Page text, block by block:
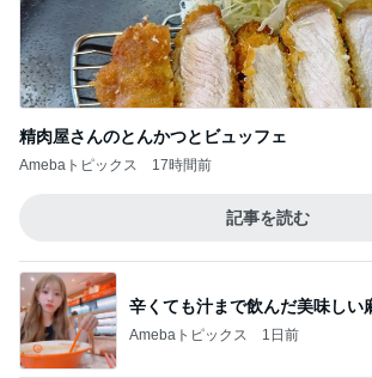
精肉屋さんのとんかつとビュッフェ
Amebaトピックス 17時間前
記事を読む
辛くても汁まで飲んだ美味しい
Amebaトピックス 1日前